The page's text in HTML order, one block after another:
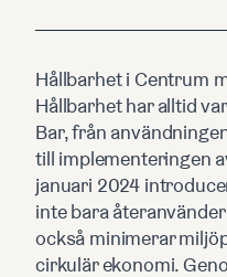
Hållbarhet i Centrum
Hållbarhet har alltid
Bar, från
till implementeringen
januari 2024
inte bara
också minimerar
cirkulär ekonomi.